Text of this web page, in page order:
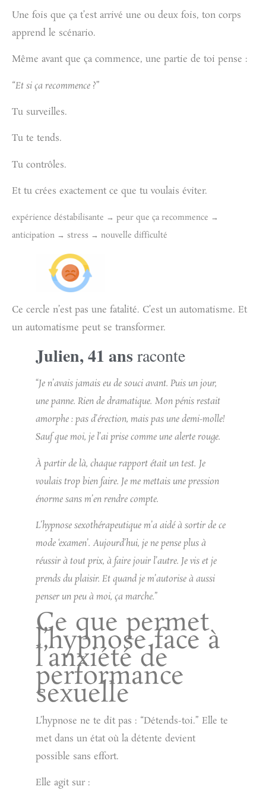
Une fois que ça t’est arrivé une ou deux fois, ton corps
apprend le scénario.
Même avant que ça commence, une partie de toi pense :
“Et si ça recommence ?”
Tu surveilles.
Tu te tends.
Tu contrôles.
Et tu crées exactement ce que tu voulais éviter.
expérience déstabilisante → peur que ça recommence →
anticipation → stress → nouvelle difficulté
Ce cercle n’est pas une fatalité. C’est un automatisme. Et
un automatisme peut se transformer.
Julien, 41 ans raconte
“Je n’avais jamais eu de souci avant. Puis un jour,
une panne. Rien de dramatique. Mon pénis restait
amorphe : pas d’érection, mais pas une demi-molle!
Sauf que moi, je l’ai prise comme une alerte rouge.
À partir de là, chaque rapport était un test. Je
voulais trop bien faire. Je me mettais une pression
énorme sans m’en rendre compte.
L’hypnose sexothérapeutique m’a aidé à sortir de ce
mode ‘examen’. Aujourd’hui, je ne pense plus à
réussir à tout prix, à faire jouir l’autre. Je vis et je
prends du plaisir. Et quand je m’autorise à aussi
penser un peu à moi, ça marche.”
Ce que permet
l’hypnose face à
l’anxiété de
performance
sexuelle
L’hypnose ne te dit pas : “Détends-toi.” Elle te
met dans un état où la détente devient
possible sans effort.
Elle agit sur :